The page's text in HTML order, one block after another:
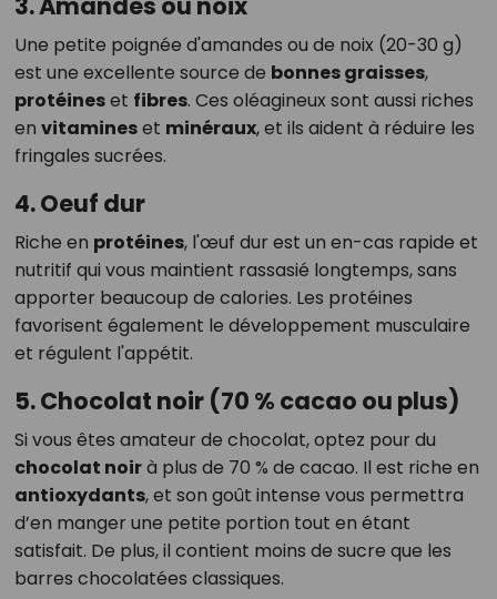
Une petite poignée d'amandes ou de noix (20-30 g)
est une excellente source de bonnes graisses,
protéineset fibres. Ces oléagineux sont aussi riches
en vitamineset minéraux, et ils aident à réduire les
fringales sucrées.
4. Oeuf dur
Riche en protéines, l'œuf dur est un en-cas rapide et
nutritif qui vous maintient rassasié longtemps, sans
apporter beaucoup de calories. Les protéines
favorisent également le développement musculaire
et régulent l'appétit.
5. Chocolat noir (70 % cacao ou plus)
Si vous êtes amateur de chocolat, optez pour du
chocolat noirà plus de 70 % de cacao. Il est riche en
antioxydants, et son goût intense vous permettra
d’en manger une petite portion tout en étant
satisfait. De plus, il contient moins de sucre que les
barres chocolatées classiques.